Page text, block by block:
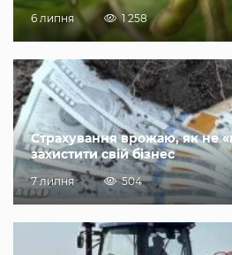
6 липня 1 258
Страхування врожаю, як не
захистити свій бізнес
7 липня 504